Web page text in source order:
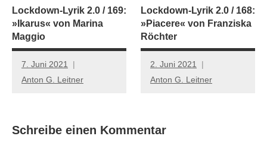
Lockdown-Lyrik 2.0 / 169:
»Ikarus« von Marina
Maggio
7. Juni 2021
Anton G. Leitner
Lockdown-Lyrik 2.0 / 168:
»Piacere« von Franziska
Röchter
2. Juni 2021
Anton G. Leitner
Schreibe einen Kommentar